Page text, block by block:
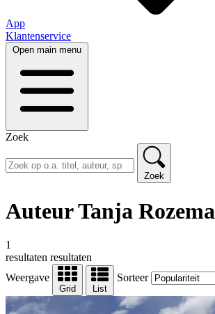
App
Klantenservice
Open main menu
Zoek
Zoek
Auteur Tanja Rozema
1
resultaten resultaten
Weergave
Grid List
Sorteer